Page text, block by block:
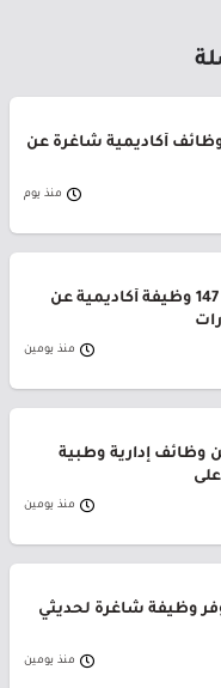
أكاديمية شاغرة عن
منذ يوم
جامعة القصيم تعلن طرح 147 وظيفة أكاديمية عن
منذ يومين
إدارية وطبية
منذ يومين
وظيفة شاغرة لحديثي
منذ يومين